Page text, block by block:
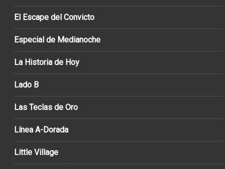
El Escape del Convicto
Especial de Medianoche
La Historia de Hoy
Lado B
Las Teclas de Oro
Línea A-Dorada
Little Village